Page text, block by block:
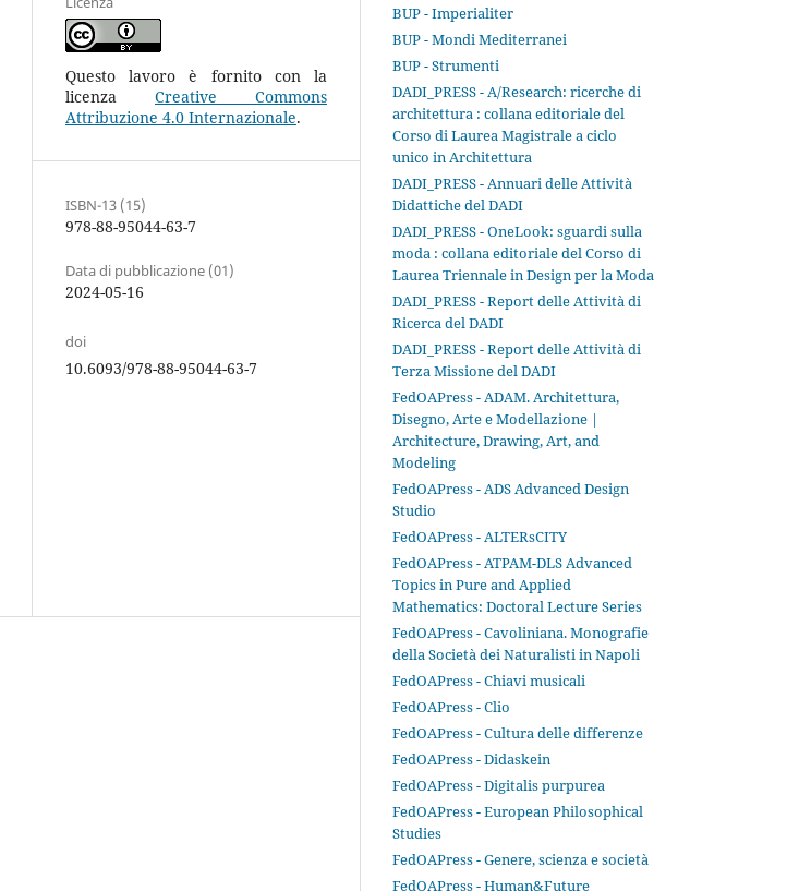
Questo lavoro è fornito con la
licenza Creative Commons
Attribuzione 4.0 Internazionale.
ISBN-13 (15)
978-88-95044-63-7
Data di pubblicazione (01)
2024-05-16
doi
10.6093/978-88-95044-63-7
BUP - Imperialiter
BUP - Mondi Mediterranei
BUP - Strumenti
DADI_PRESS - A/Research: ricerche di
architettura : collana editoriale del
Corso di Laurea Magistrale a ciclo
unico in Architettura
DADI_PRESS - Annuari delle Attività
Didattiche del DADI
DADI_PRESS - OneLook: sguardi sulla
moda : collana editoriale del Corso di
Laurea Triennale in Design per la Moda
DADI_PRESS - Report delle Attività di
Ricerca del DADI
DADI_PRESS - Report delle Attività di
Terza Missione del DADI
FedOAPress - ADAM. Architettura,
Disegno, Arte e Modellazione |
Architecture, Drawing, Art, and
Modeling
FedOAPress - ADS Advanced Design
Studio
FedOAPress - ALTERsCITY
FedOAPress - ATPAM-DLS Advanced
Topics in Pure and Applied
Mathematics: Doctoral Lecture Series
FedOAPress - Cavoliniana. Monografie
della Società dei Naturalisti in Napoli
FedOAPress - Chiavi musicali
FedOAPress - Clio
FedOAPress - Cultura delle differenze
FedOAPress - Didaskein
FedOAPress - Digitalis purpurea
FedOAPress - European Philosophical
Studies
FedOAPress - Genere, scienza e società
FedOAPress - Human&Future